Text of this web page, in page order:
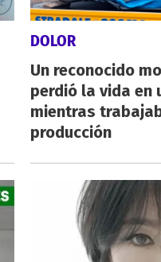
DOLOR
Un reconocido
perdió la vida en
mientras
producción